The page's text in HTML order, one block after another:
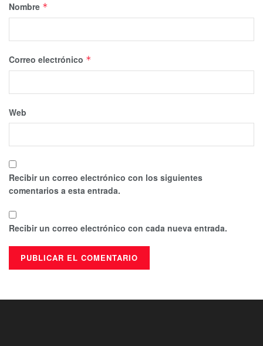
Nombre *
Correo electrónico *
Web
Recibir un correo electrónico con los siguientes
comentarios a esta entrada.
Recibir un correo electrónico con cada nueva entrada.